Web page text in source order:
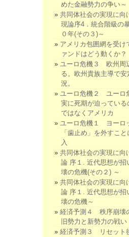
めた金融勢力の争い～
共同体社会の実現に
現論序4．統合階級の
０年(その３)～
アメリカ包囲網を受け
ァンドはどう動くか？
ユーロ危機３ 欧州周
る。欧州貴族主導で
況。
ユーロ危機２ ユーロ
実に死期が迫ってい
ではなくアメリカ
ユーロ危機１ ヨーロ
「歯止め」を外すこ
入
共同体社会の実現に
論 序１. 近代思想が招
壊の危機(その２) ～
共同体社会の実現に
論 序１. 近代思想が招
壊の危機～
経済予測４ 秩序崩壊
旧勢力と新勢力の戦い
経済予測３ リセット